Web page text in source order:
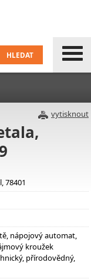
vytisknout
78401
nápojový automat,
kroužek
přírodovědný,